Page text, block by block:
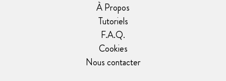
À Propos
Tutoriels
F.A.Q.
Cookies
Nous contacter